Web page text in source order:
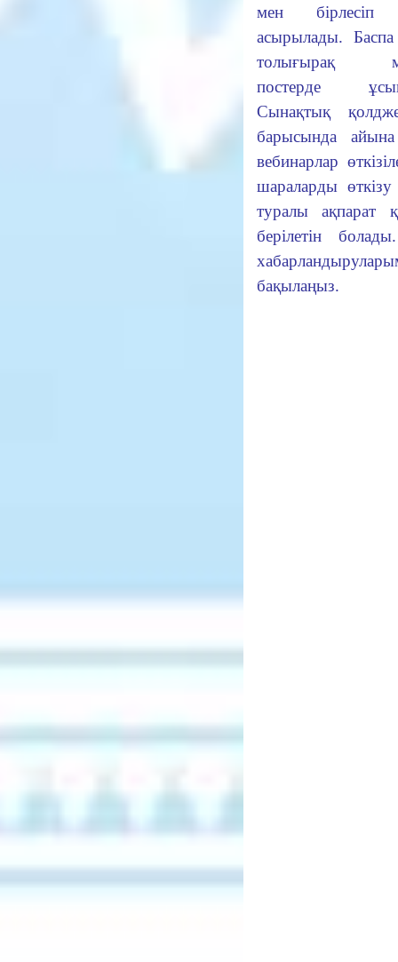
мен бірлесіп
асырылады.
толығырақ
постерде
Сынақтық
барысында
вебинарлар
шараларды өткізу
туралы ақпарат
берілетін
бақылаңыз.